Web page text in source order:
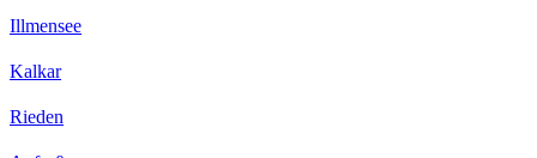
Illmensee
Kalkar
Rieden